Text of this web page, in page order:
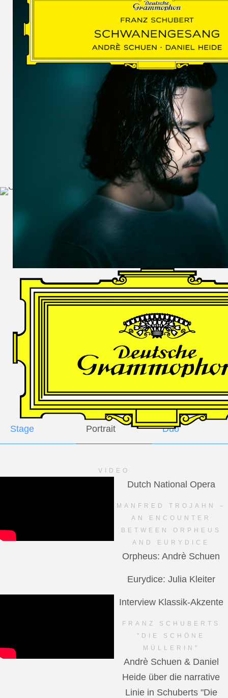
WOLF
MARTIN
SCHUMANN,
LIEDERKREIS
OP. 24
SECHS
MONOLOGE
AUS
JEDERMANN
GESÄNGE
Andrè Schuen,
Baritone
Daniel Heide,
Piano
GALLERY
Stage Portrait Duo
VIDEO
Dutch National Opera
MANFRED TROJAHN –
AN ENCOUNTER
BETWEEN ORPHEUS
AND EURYDICE
Orpheus: Andrè Schuen
Eurydice: Julia Kleiter
Interview Klassik-Akzente
FRANZ SCHUBERTS
"DIE SCHÖNE
MÜLLERIN"
Andrè Schuen & Daniel
Heide über die narrative
Linie in Schuberts "Die